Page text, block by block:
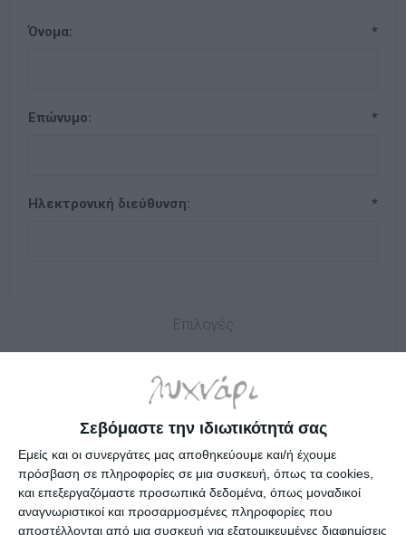
Σεβόμαστε την ιδιωτικότητά σας
Εμείς και οι συνεργάτες μας αποθηκεύουμε και/ή έχουμε
πρόσβαση σε πληροφορίες σε μια συσκευή, όπως τα cookies,
και επεξεργαζόμαστε προσωπικά δεδομένα, όπως μοναδικοί
αναγνωριστικοί και προσαρμοσμένες πληροφορίες που
αποστέλλονται από μια συσκευή για εξατομικευμένες διαφημίσεις
Όνομα: *
Επώνυμο: *
Ηλεκτρονική διεύθυνση: *
Επιλογές
Ενημερωτικό δελτίο
Ο κωδικός πρόσβασης
Κωδικός πρόσβασης: *